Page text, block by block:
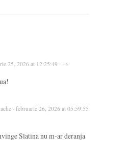
25, 2026 at 12:25:49 · →
· februarie 26, 2026 at 05:59:55
Slatina nu m-ar deranja